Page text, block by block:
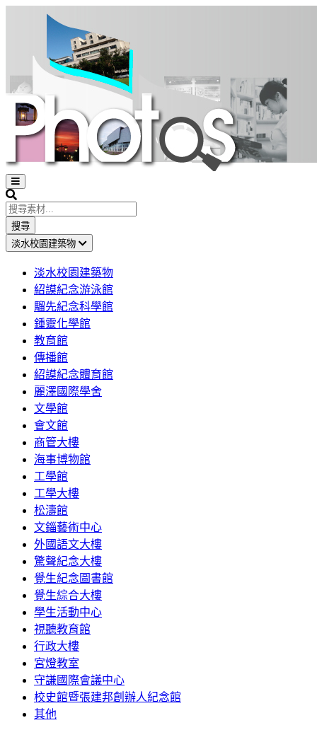
Open
sidebar
Search
搜尋
淡水校園建築物
淡水校園建築物
紹謨紀念游泳館
騮先紀念科學館
鍾靈化學館
教育館
傳播館
紹謨紀念體育館
麗澤國際學舍
文學館
會文館
商管大樓
海事博物館
工學館
工學大樓
松濤館
文錙藝術中心
外國語文大樓
驚聲紀念大樓
覺生紀念圖書館
覺生綜合大樓
學生活動中心
視聽教育館
行政大樓
宮燈教室
守謙國際會議中心
校史館暨張建邦創辦人紀念館
其他